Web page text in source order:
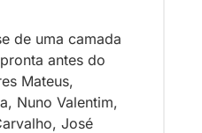
de uma camada
antes do
Mateus,
Nuno Valentim,
José